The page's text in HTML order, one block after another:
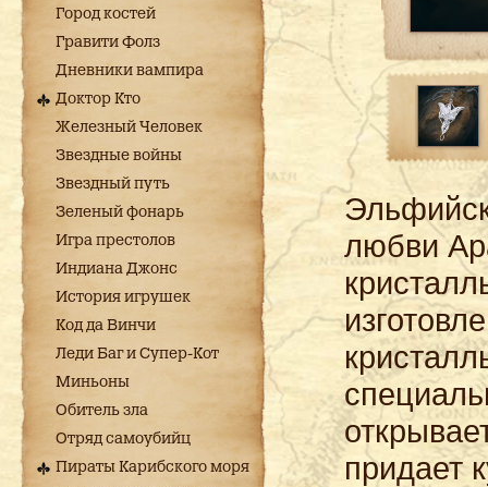
Город костей
Гравити Фолз
Дневники вампира
Доктор Кто
Железный Человек
Звездные войны
Звездный путь
Зеленый фонарь
Игра престолов
Индиана Джонс
История игрушек
Код да Винчи
Леди Баг и Супер-Кот
Миньоны
Обитель зла
Отряд самоубийц
Пираты Карибского моря
любви
придает